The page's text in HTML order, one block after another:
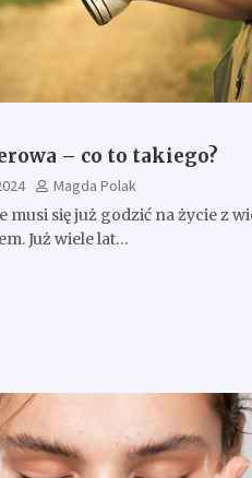
– co to takiego?
Magda Polak
musi się już godzić na życie z
Już wiele lat…